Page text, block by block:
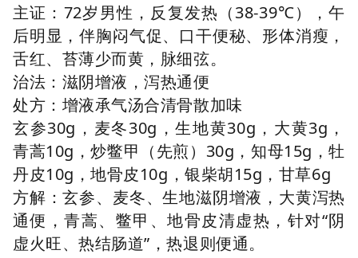
主证：72岁男性，反复发热（38-39℃），午
后明显，伴胸闷气促、口干便秘、形体消瘦，
舌红、苔薄少而黄，脉细弦。
治法：滋阴增液，泻热通便
处方：增液承气汤合清骨散加味
玄参30g，麦冬30g，生地黄30g，大黄3g，
青蒿10g，炒鳖甲（先煎）30g，知母15g，牡
丹皮10g，地骨皮10g，银柴胡15g，甘草6g
方解：玄参、麦冬、生地滋阴增液，大黄泻热
通便，青蒿、鳖甲、地骨皮清虚热，针对“阴
虚火旺、热结肠道”，热退则便通。